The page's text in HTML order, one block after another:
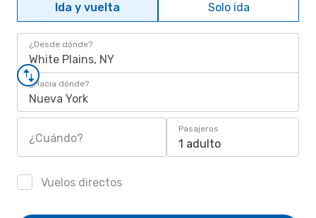
Ida y vuelta Solo ida
¿Desde dónde?
White Plains, NY
¿Hacia dónde?
Nueva York
¿Cuándo?
Pasajeros
1 adulto
Vuelos directos